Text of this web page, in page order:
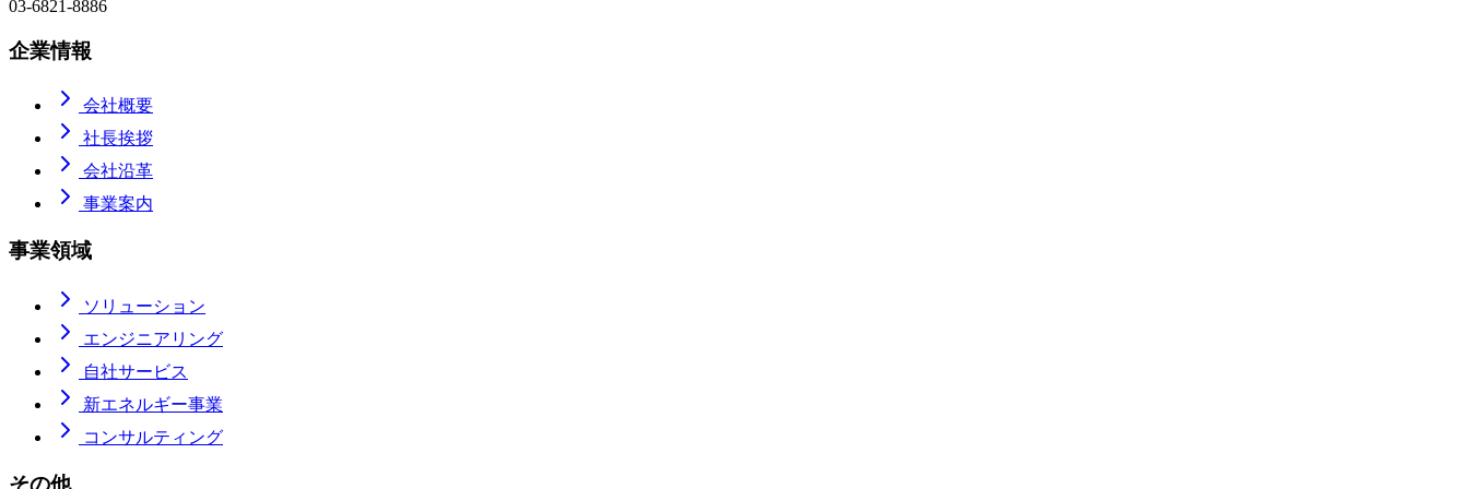
03-6821-8886
企業情報
会社概要
社長挨拶
会社沿革
事業案内
事業領域
ソリューション
エンジニアリング
自社サービス
新エネルギー事業
コンサルティング
その他